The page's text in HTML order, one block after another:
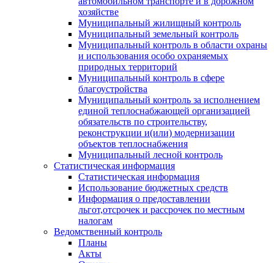
хозяйстве
Муниципальный жилищный контроль
Муниципальный земельный контроль
Муниципальный контроль в области охраны
и использования особо охраняемых
природных территорий
Муниципальный контроль в сфере
благоустройства
Муниципальный контроль за исполнением
единой теплоснабжающей организацией
обязательств по строительству,
реконструкции и(или) модернизации
объектов теплоснабжения
Муниципальный лесной контроль
Статистическая информация
Статистическая информация
Использование бюджетных средств
Информация о предоставлении
льгот,отсрочек и рассрочек по местным
налогам
Ведомственный контроль
Планы
Акты